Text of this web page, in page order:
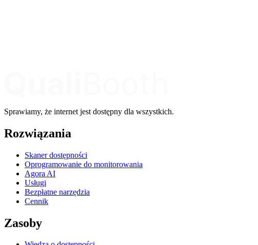
Sprawiamy, że internet jest dostępny dla wszystkich.
Rozwiązania
Skaner dostępności
Oprogramowanie do monitorowania
Agora AI
Usługi
Bezpłatne narzędzia
Cennik
Zasoby